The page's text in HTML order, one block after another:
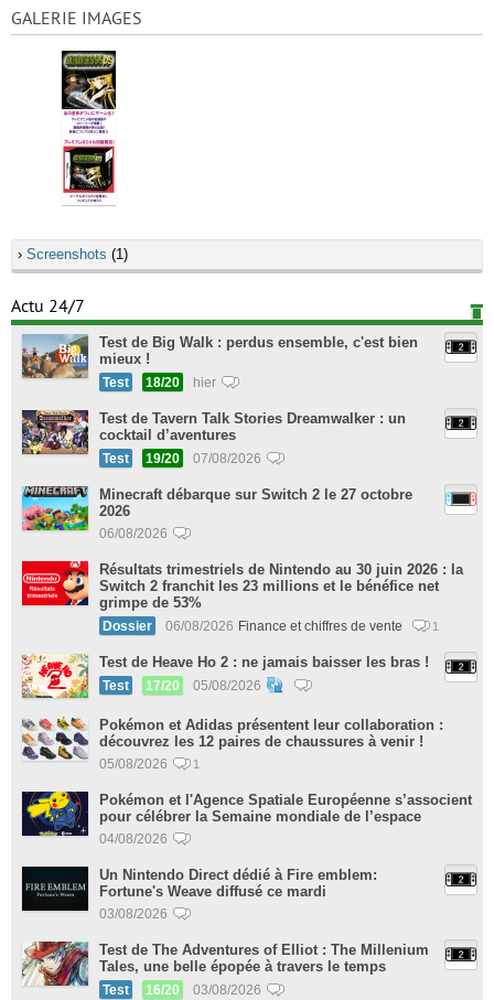
GALERIE IMAGES
› Screenshots (1)
Actu 24/7
Test de Big Walk : perdus ensemble, c'est bien
mieux !
Test 18/20 hier
Test de Tavern Talk Stories Dreamwalker : un
cocktail d’aventures
Test 19/20 07/08/2026
Minecraft débarque sur Switch 2 le 27 octobre
2026
06/08/2026
Résultats trimestriels de Nintendo au 30 juin 2026 : la
Switch 2 franchit les 23 millions et le bénéfice net
grimpe de 53%
Dossier 06/08/2026 Finance et chiffres de vente 1
Test de Heave Ho 2 : ne jamais baisser les bras !
Test 17/20 05/08/2026
Pokémon et Adidas présentent leur collaboration :
découvrez les 12 paires de chaussures à venir !
05/08/2026 1
Pokémon et l'Agence Spatiale Européenne s’associent
pour célébrer la Semaine mondiale de l’espace
04/08/2026
Un Nintendo Direct dédié à Fire emblem:
Fortune's Weave diffusé ce mardi
03/08/2026
Test de The Adventures of Elliot : The Millenium
Tales, une belle épopée à travers le temps
Test 16/20 03/08/2026